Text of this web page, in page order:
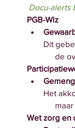
Docu-alerts
PGB-Wlz
Dit
Het
Wet zorg en